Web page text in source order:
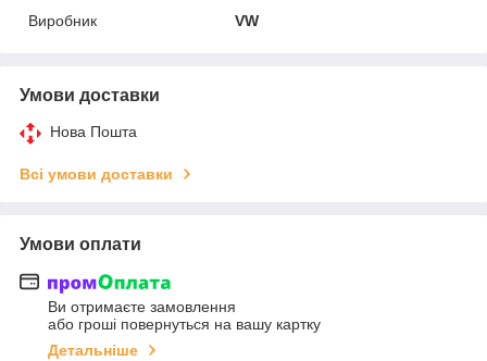
Виробник
VW
Умови доставки
Нова Пошта
Всі умови доставки
Умови оплати
Ви отримаєте замовлення
або гроші повернуться на вашу картку
Детальніше